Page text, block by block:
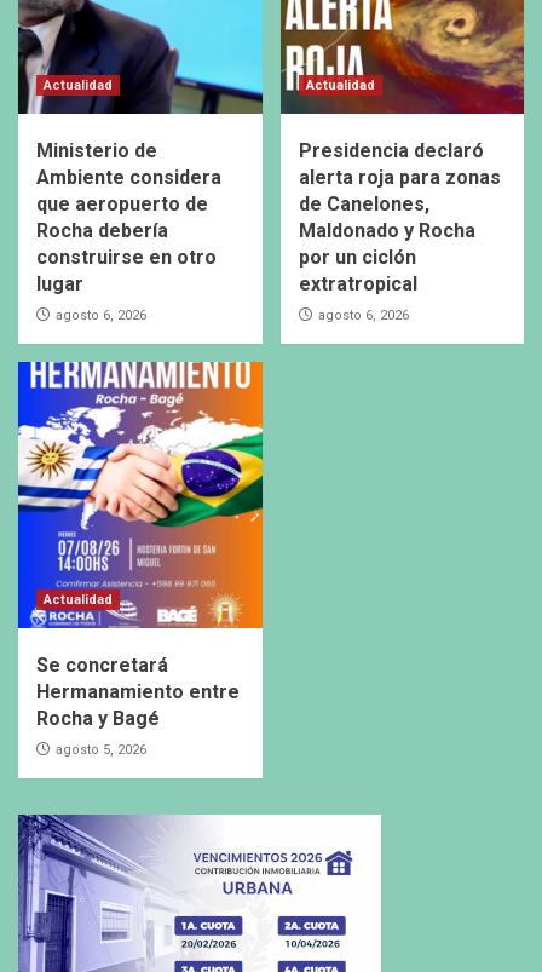
Actualidad
Ministerio de
Ambiente considera
que aeropuerto de
Rocha debería
construirse en otro
lugar
agosto 6, 2026
Actualidad
Presidencia declaró
alerta roja para zonas
de Canelones,
Maldonado y Rocha
por un ciclón
extratropical
agosto 6, 2026
Actualidad
Se concretará
Hermanamiento entre
Rocha y Bagé
agosto 5, 2026